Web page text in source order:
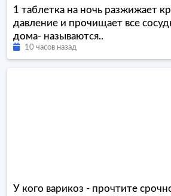
1 таблетка на ночь разжижает
давление и прочищает все
дома- называются..
10 часов назад
У кого варикоз - прочтите